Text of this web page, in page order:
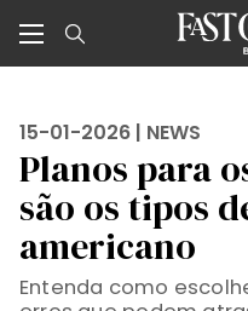
15-01-2026 | NEWS
Planos para
são os tipos
americano
Entenda como